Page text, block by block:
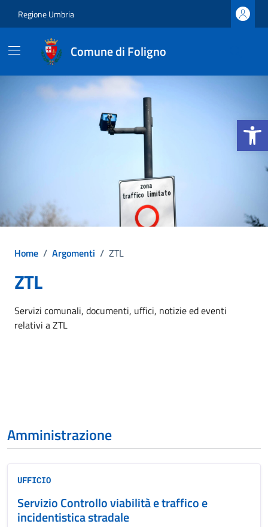
Apri la
Regione Umbria
Comune di Foligno
Home / Argomenti / ZTL
ZTL
Dettagli dell'argomento
Servizi comunali, documenti, uffici, notizie ed eventi
relativi a ZTL
Amministrazione
UFFICIO
Servizio Controllo viabilità e traffico e
incidentistica stradale